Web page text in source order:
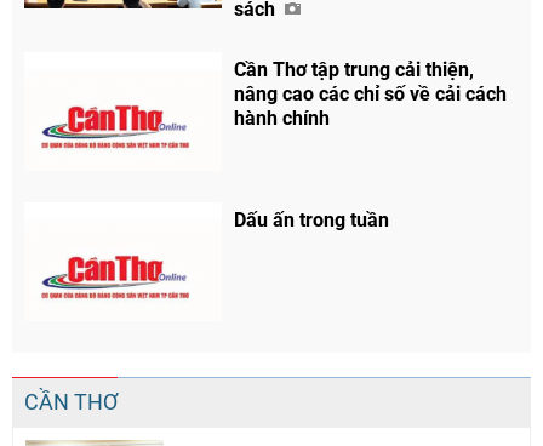
sách
Cần Thơ tập trung cải thiện,
nâng cao các chỉ số về cải cách
hành chính
Dấu ấn trong tuần
CẦN THƠ